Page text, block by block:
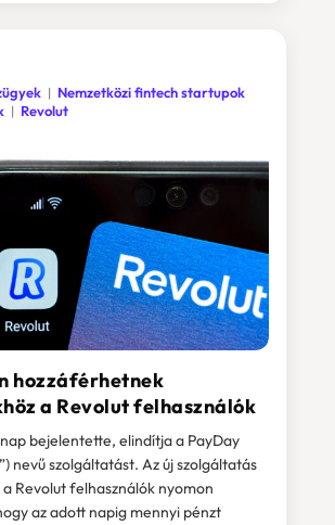
hozzáférhetnek
a Revolut felhasználók
Nemzetközi fintech startupok
Revolut
bejelentette, elindítja a PayDay
nevű szolgáltatást. Az új szolgáltatás
Revolut felhasználók nyomon
az adott napig mennyi pénzt